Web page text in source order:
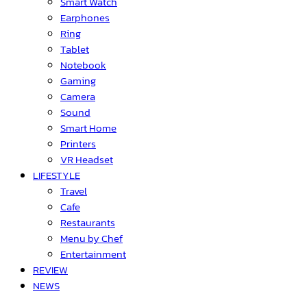
Earphones
Ring
Tablet
Notebook
Gaming
Camera
Sound
Smart Home
Printers
VR Headset
LIFESTYLE
Travel
Cafe
Restaurants
Menu by Chef
Entertainment
REVIEW
NEWS